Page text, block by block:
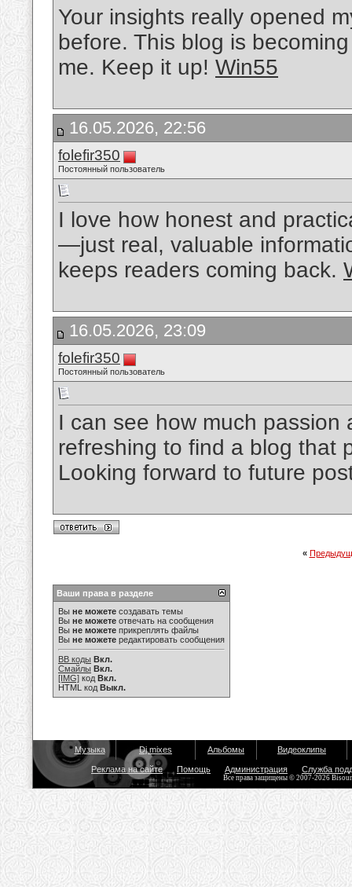
Your insights really opened
before. This blog is
me. Keep it up! Win55
16.05.2026, 22:56
folefir350
Постоянный пользователь
I love how honest and
—just real, valuable
keeps readers coming back.
16.05.2026, 23:09
folefir350
Постоянный пользователь
I can see how much passion
refreshing to find a blog that
Looking forward to future
«
Ваши права в разделе
Вы не можете создавать темы
Вы не можете отвечать на сообщения
Вы не можете прикреплять файлы
Вы не можете редактировать сообщения
BB коды Вкл.
Смайлы Вкл.
[IMG] код Вкл.
HTML код Выкл.
Музыка Dj mixes Альбомы Видеоклипы
Реклама на сайте Помощь Администрация Служба
Все права защищены © 2007-2026